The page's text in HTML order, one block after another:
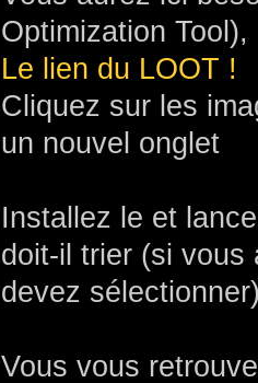
Optimization
Le lien du LOOT !
Cliquez sur les
un nouvel onglet
Installez le et
doit-il trier (si vous
devez
Vous vous